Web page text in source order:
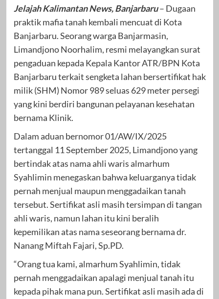
Jelajah Kalimantan News, Banjarbaru– Dugaan
praktik mafia tanah kembali mencuat di Kota
Banjarbaru. Seorang warga Banjarmasin,
Limandjono Noorhalim, resmi melayangkan surat
pengaduan kepada Kepala Kantor ATR/BPN Kota
Banjarbaru terkait sengketa lahan bersertifikat hak
milik (SHM) Nomor 989 seluas 629 meter persegi
yang kini berdiri bangunan pelayanan kesehatan
bernama Klinik.
Dalam aduan bernomor 01/AW/IX/2025
tertanggal 11 September 2025, Limandjono yang
bertindak atas nama ahli waris almarhum
Syahlimin menegaskan bahwa keluarganya tidak
pernah menjual maupun menggadaikan tanah
tersebut. Sertifikat asli masih tersimpan di tangan
ahli waris, namun lahan itu kini beralih
kepemilikan atas nama seseorang bernama dr.
Nanang Miftah Fajari, Sp.PD.
“Orang tua kami, almarhum Syahlimin, tidak
pernah menggadaikan apalagi menjual tanah itu
kepada pihak mana pun. Sertifikat asli masih ada di